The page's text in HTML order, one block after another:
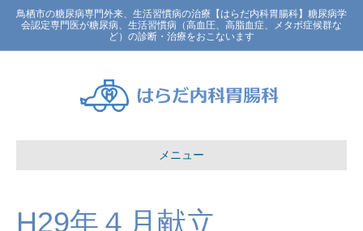
鳥栖市の糖尿病専門外来、生活習慣病の治療【はらだ内科胃腸科】糖尿病学
会認定専門医が糖尿病、生活習慣病（高血圧、高脂血症、メタボ症候群な
ど）の診断・治療をおこないます
メニュー
H29年４月献立